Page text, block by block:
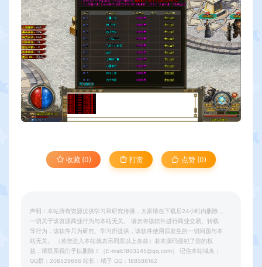
收藏 (0) 打赏 点赞 (0)
声明：本站所有资源仅供学习和研究传播，大家请在下载后24小时内删除，
一切关于该资源商业行为与本站无关。 请勿将该软件进行商业交易、转载
等行为，该软件只为研究、学习所提供，该软件使用后发生的一切问题与本
站无关。 （若您进入本站就表示同意以上条款）若本源码侵犯了您的权
益，请联系我们予以删除！（E-mail:1803245@qq.com） 记住本站域名：
QQ群：206529666 站长：橘子 QQ：188588162